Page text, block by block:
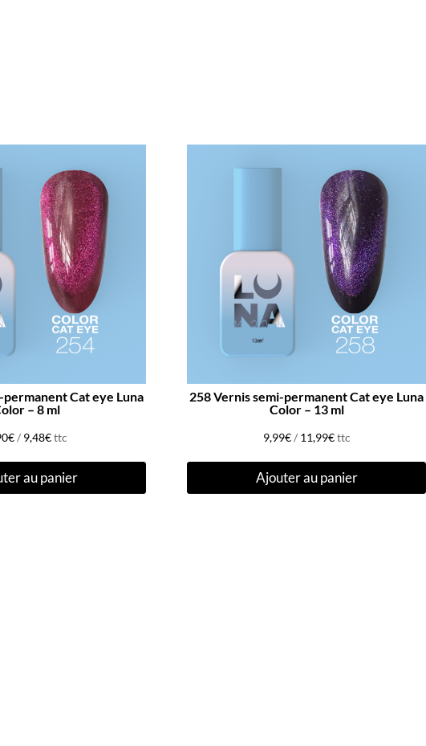
permanent Cat eye Luna
– 8 ml
€/ 9,48€ttc
au panier
258 Vernis semi-permanent Cat eye Luna
Color – 13 ml
9,99€ / 11,99€ttc
Ajouter au panier